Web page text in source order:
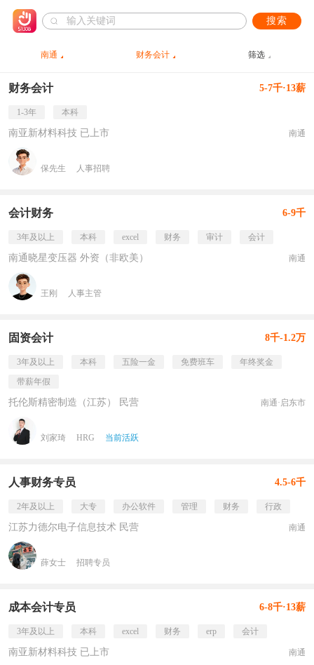
搜索
南通 财务会计 筛选
财务会计 5-7千·13薪
1-3年 本科
南亚新材料科技 已上市 南通
保先生 人事招聘
会计财务 6-9千
3年及以上 本科 excel 财务 审计 会计
南通晓星变压器 外资（非欧美） 南通
王刚 人事主管
固资会计 8千-1.2万
3年及以上 本科 五险一金 免费班车
年终奖金
带薪年假
托伦斯精密制造（江苏） 民营 南通·启东市
刘家琦 HRG 当前活跃
人事财务专员 4.5-6千
2年及以上 大专 办公软件 管理 财务 行政
江苏力德尔电子信息技术 民营 南通
薛女士 招聘专员
成本会计专员 6-8千·13薪
3年及以上 本科 excel 财务 erp 会计
南亚新材料科技 已上市 南通